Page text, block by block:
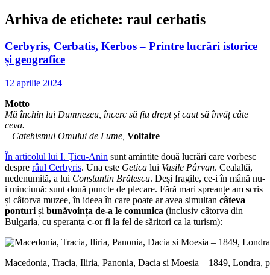
Arhiva de etichete: raul cerbatis
Cerbyris, Cerbatis, Kerbos – Printre lucrări istorice
și geografice
12 aprilie 2024
Motto
Mă închin lui Dumnezeu, încerc să fiu drept și caut să învăț câte
ceva.
– Catehismul Omului de Lume, Voltaire
În articolul lui I. Țicu-Anin sunt amintite două lucrări care vorbesc
despre râul Cerbyris. Una este Getica lui Vasile Pârvan. Cealaltă,
nedenumită, a lui Constantin Brătescu. Deși fragile, ce-i în mână nu-
i minciună: sunt două puncte de plecare. Fără mari spreanțe am scris
și câtorva muzee, în ideea în care poate ar avea simultan câteva
ponturi și bunăvoința de-a le comunica (inclusiv câtorva din
Bulgaria, cu speranța c-or fi la fel de săritori ca la turism):
Macedonia, Tracia, Iliria, Panonia, Dacia si Moesia – 1849, Londra,